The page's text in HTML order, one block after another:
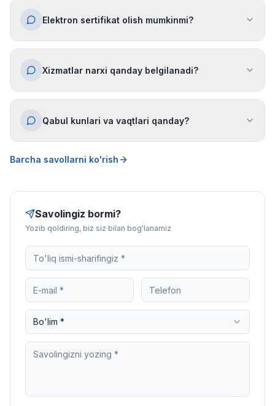
Elektron sertifikat olish mumkinmi?
Xizmatlar narxi qanday belgilanadi?
Qabul kunlari va vaqtlari qanday?
Barcha savollarni ko'rish
Savolingiz bormi?
Yozib qoldiring, biz siz bilan bog'lanamiz
Bo'lim *